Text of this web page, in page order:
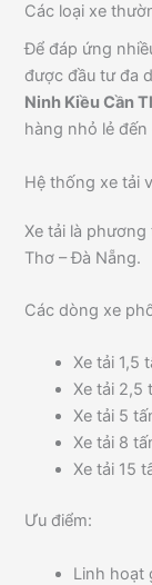
Các loại xe
Để đáp ứng
được đầu tư đa
Ninh Kiều Cần
hàng nhỏ lẻ
Hệ thống xe tải
Xe tải là
Thơ – Đà Nẵng.
Các dòng xe
Xe tải 1,5
Xe tải 2,5
Xe tải 5
Xe tải 8
Xe tải 15
Ưu điểm:
Linh hoạt